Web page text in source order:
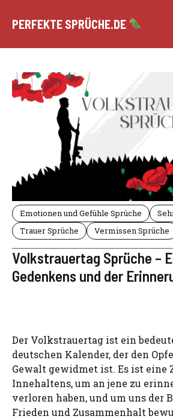
Inhalt
PERFEKTE SPRÜCHE.DE
Emotionen und Gefühle Sprüche
Trauer Sprüche
Vermissen Sprüche
Volkstrauertag Sprüche –
Gedenkens und der
Der Volkstrauertag ist ein
deutschen Kalender, der den
Gewalt gewidmet ist. Es ist eine
Innehaltens, um an jene zu
verloren haben, und um uns der
Frieden und Zusammenhalt